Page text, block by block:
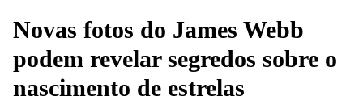
Novas fotos do James Webb
podem revelar segredos sobre o
nascimento de estrelas